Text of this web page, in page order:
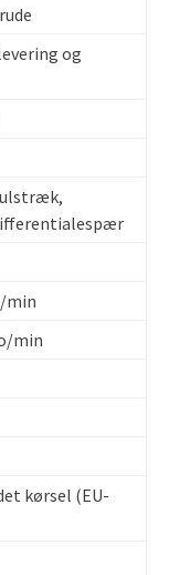
og
min
min
kørsel (EU-